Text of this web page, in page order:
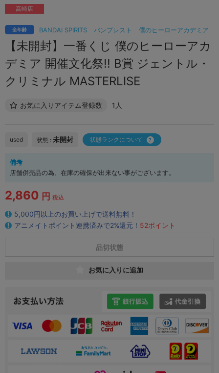
BANDAI SPIRITS バンプレスト 僕のヒーローアカデミア
全年齢
【未開封】一番くじ 僕のヒーローアカ
デミア 開催文化祭!! B賞 ジェントル・
クリミナル MASTERLISE
お気に入りアイテム登録数 1人
高崎店
used 状態 : 未開封 状態ランクについて
備考
店舗併売品の為、在庫の確保が出来ない事がございます。
2,860 円 税込
5,000円以上のお買い上げで送料無料！
アニメイトポイント連携済みで2%還元！ 52ポイント
品切状態
お気に入りに追加